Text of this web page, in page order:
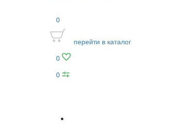
0
перейти в каталог
0
0